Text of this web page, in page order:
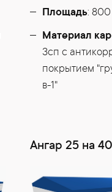
Площадь: 800
Материал
3сп с
покрытием
в-1"
Ангар 25 на